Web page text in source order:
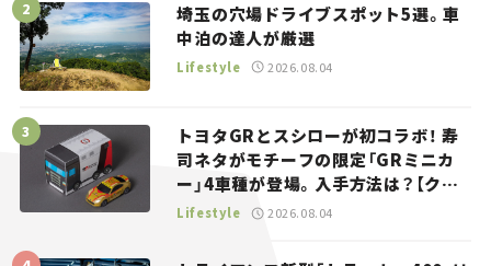
埼玉の穴場ドライブスポット5選。車
中泊の達人が厳選
Lifestyle 2026.08.04
トヨタGRとスシローが初コラボ！ 寿
司ネタがモチーフの限定「GRミニカ
ー」4車種が登場。入手方法は？【クル
マとホビー】
Lifestyle 2026.08.04